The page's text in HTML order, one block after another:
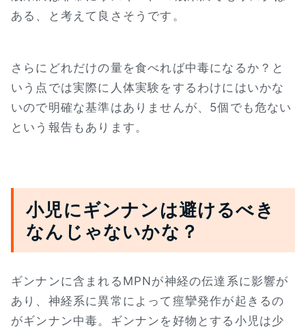
ある、と考えて良さそうです。
さらにどれだけの量を食べれば中毒になるか？と
いう点では実際に人体実験をするわけにはいかな
いので明確な基準はありませんが、5個でも危ない
という報告もあります。
小児にギンナンは避けるべき
なんじゃないかな？
ギンナンに含まれるMPNが神経の伝達系に影響が
あり、神経系に異常によって痙攣発作が起きるの
がギンナン中毒。ギンナンを好物とする小児は少